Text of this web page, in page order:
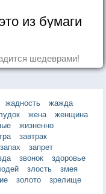
из бумаги
шедеврами!
жадность
жажда
жена
женщина
жизненно
завтрак
запах
запрет
звонок
здоровье
злость
змея
золото
зрелище